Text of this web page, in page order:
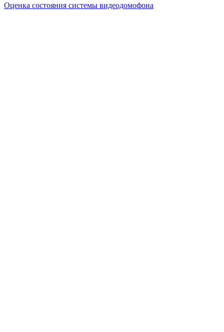
Оценка состояния системы видеодомофона